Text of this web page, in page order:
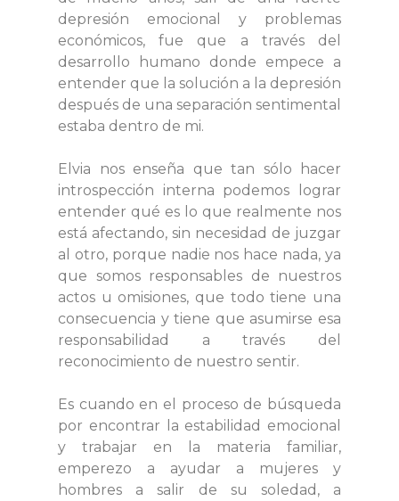
depresión emocional y problemas
económicos, fue que a través del
desarrollo humano donde empece a
entender que la solución a la depresión
después de una separación sentimental
estaba dentro de mi.
Elvia nos enseña que tan sólo hacer
introspección interna podemos lograr
entender qué es lo que realmente nos
está afectando, sin necesidad de juzgar
al otro, porque nadie nos hace nada, ya
que somos responsables de nuestros
actos u omisiones, que todo tiene una
consecuencia y tiene que asumirse esa
responsabilidad a través del
reconocimiento de nuestro sentir.
Es cuando en el proceso de búsqueda
por encontrar la estabilidad emocional
y trabajar en la materia familiar,
emperezo a ayudar a mujeres y
hombres a salir de su soledad, a